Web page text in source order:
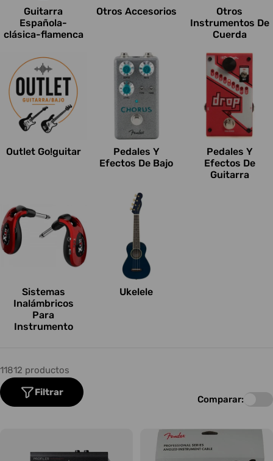
Guitarra
Española-
clásica-flamenca
Otros Accesorios
Otros
Instrumentos De
Cuerda
Outlet Go!guitar
Pedales Y
Efectos De Bajo
Pedales Y
Efectos De
Guitarra
Sistemas
Inalámbricos
Para
Instrumento
Ukelele
11812 productos
Filtrar
Comparar: